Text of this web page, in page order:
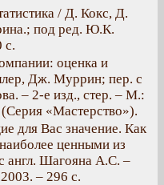
/ Д. Кокс, Д.
под ред. Ю.К.
с.
оценка и
Дж. Муррин; пер. с
– 2-е изд., стер. – М.:
«Мастерство»).
для Вас значение. Как
ценными из
англ. Шагояна А.С. –
– 296 с.